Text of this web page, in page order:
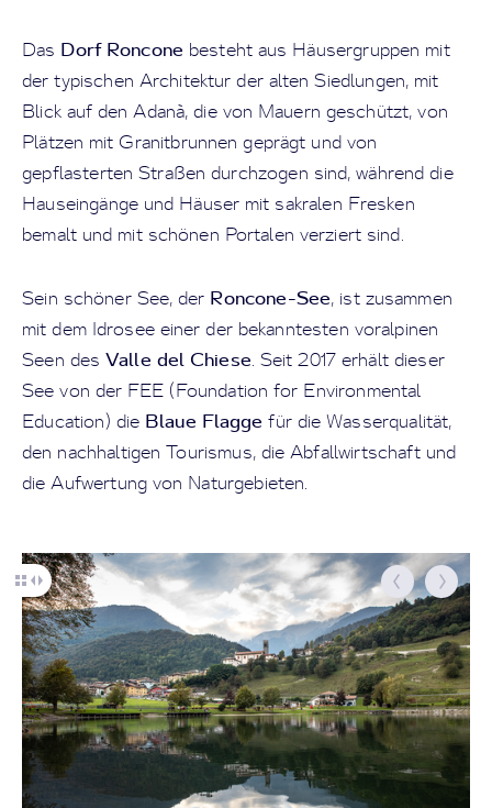
Das Dorf Roncone besteht aus Häusergruppen mit
der typischen Architektur der alten Siedlungen, mit
Blick auf den Adanà, die von Mauern geschützt, von
Plätzen mit Granitbrunnen geprägt und von
gepflasterten Straßen durchzogen sind, während die
Hauseingänge und Häuser mit sakralen Fresken
bemalt und mit schönen Portalen verziert sind.
Sein schöner See, der Roncone-See, ist zusammen
mit dem Idrosee einer der bekanntesten voralpinen
Seen des Valle del Chiese. Seit 2017 erhält dieser
See von der FEE (Foundation for Environmental
Education) die Blaue Flaggefür die Wasserqualität,
den nachhaltigen Tourismus, die Abfallwirtschaft und
die Aufwertung von Naturgebieten.